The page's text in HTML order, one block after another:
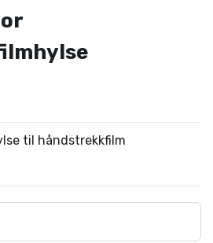
til håndstrekkfilm